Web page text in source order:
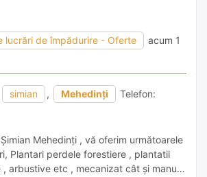
lucrări de împădurire - Oferte
acum 1
simian , Mehedinți
Telefon:
Mehedinți , vă oferim următoarele
Plantari perdele forestiere , plantatii
, arbustive etc , mecanizat cât și manual